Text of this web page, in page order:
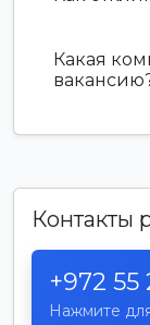
Какая
Контакты
+972 55
Нажмите